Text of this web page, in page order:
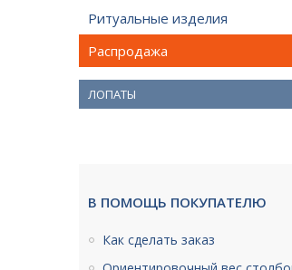
Ритуальные изделия
Распродажа
ЛОПАТЫ
В ПОМОЩЬ ПОКУПАТЕЛЮ
Как сделать заказ